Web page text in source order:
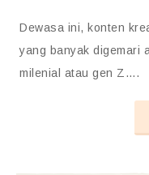
Dewasa ini, konten
yang banyak digemari
milenial atau gen Z….